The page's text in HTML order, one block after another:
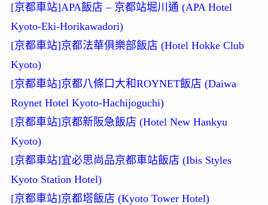
[京都車站]APA飯店 – 京都站堀川通 (APA Hotel
Kyoto-Eki-Horikawadori)
[京都車站]京都法華俱樂部飯店 (Hotel Hokke Club
Kyoto)
[京都車站]京都八條口大和ROYNET飯店 (Daiwa
Roynet Hotel Kyoto-Hachijoguchi)
[京都車站]京都新阪急飯店 (Hotel New Hankyu
Kyoto)
[京都車站]宜必思尚品京都車站飯店 (Ibis Styles
Kyoto Station Hotel)
[京都車站]京都塔飯店 (Kyoto Tower Hotel)